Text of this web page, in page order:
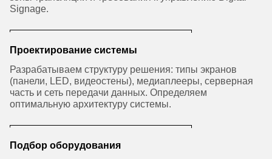
Signage.
Проектирование системы
Разрабатываем структуру решения: типы экранов
(панели, LED, видеостены), медиаплееры, серверная
часть и сеть передачи данных. Определяем
оптимальную архитектуру системы.
Подбор оборудования